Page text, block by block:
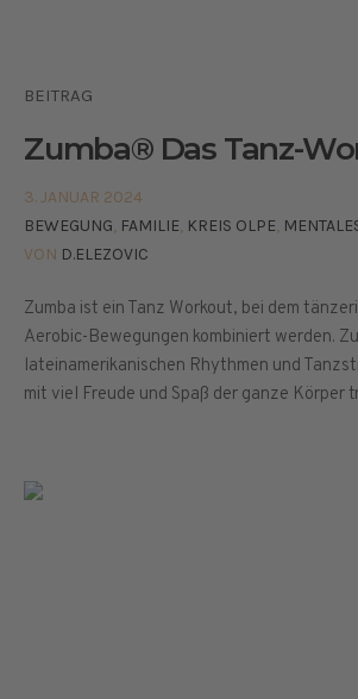
BEITRAG
Zumba® Das Tanz-
3. JANUAR 2024
BEWEGUNG, FAMILIE, KREIS OLPE,
VON D.ELEZOVIC
Zumba ist ein Tanz Workout, bei dem
Aerobic-Bewegungen kombiniert werden.
lateinamerikanischen Rhythmen und
mit viel Freude und Spaß der ganze Körper